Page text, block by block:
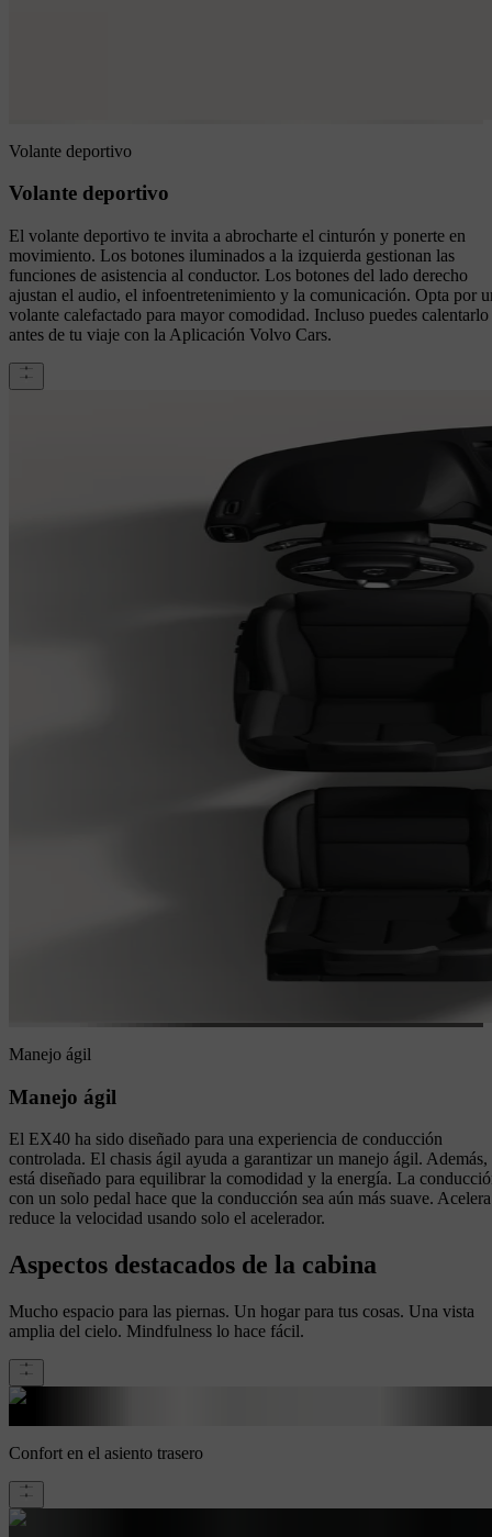
Volante deportivo
Volante deportivo
El volante deportivo te invita a abrocharte el cinturón y ponerte en
movimiento. Los botones iluminados a la izquierda gestionan las
funciones de asistencia al conductor. Los botones del lado derecho
ajustan el audio, el infoentretenimiento y la comunicación. Opta por
volante calefactado para mayor comodidad. Incluso puedes calentarlo
antes de tu viaje con la Aplicación Volvo Cars.
Manejo ágil
Manejo ágil
El EX40 ha sido diseñado para una experiencia de conducción
controlada. El chasis ágil ayuda a garantizar un manejo ágil. Además,
está diseñado para equilibrar la comodidad y la energía. La
con un solo pedal hace que la conducción sea aún más suave.
reduce la velocidad usando solo el acelerador.
Aspectos destacados de la cabina
Mucho espacio para las piernas. Un hogar para tus cosas. Una vista
amplia del cielo. Mindfulness lo hace fácil.
Confort en el asiento trasero